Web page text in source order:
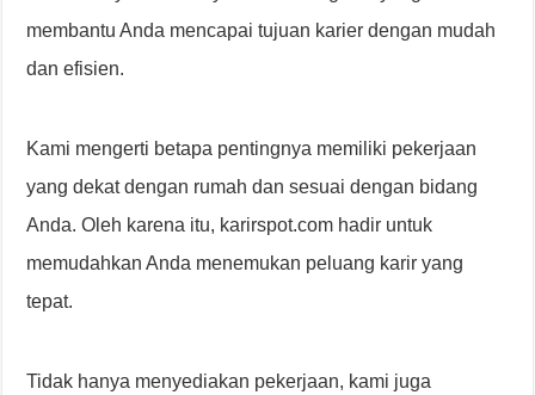
membantu Anda mencapai tujuan karier dengan mudah
dan efisien.
Kami mengerti betapa pentingnya memiliki pekerjaan
yang dekat dengan rumah dan sesuai dengan bidang
Anda. Oleh karena itu, karirspot.com hadir untuk
memudahkan Anda menemukan peluang karir yang
tepat.
Tidak hanya menyediakan pekerjaan, kami juga